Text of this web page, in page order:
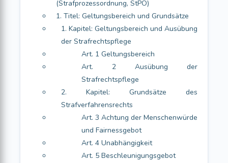
(Strafprozessordnung, StPO)
1. Titel: Geltungsbereich und Grundsätze
1. Kapitel: Geltungsbereich und Ausübung
der Strafrechtspflege
Art. 1 Geltungsbereich
Art. 2 Ausübung der
Strafrechtspflege
2. Kapitel: Grundsätze des
Strafverfahrensrechts
Art. 3 Achtung der Menschenwürde
und Fairnessgebot
Art. 4 Unabhängigkeit
Art. 5 Beschleunigungsgebot